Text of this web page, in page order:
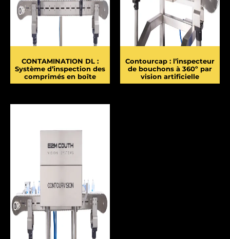
CONTAMINATION DL :
Système d’inspection des
comprimés en boîte
Contourcap : l’inspecteur
de bouchons à 360º par
vision artificielle